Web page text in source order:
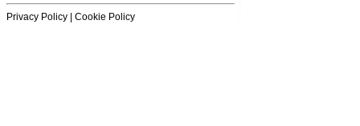
Privacy Policy Cookie Policy